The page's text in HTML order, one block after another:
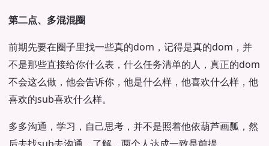
第二点、多混混圈
前期先要在圈子里找一些真的dom，记得是真的dom，并
不是那些直接给你什么表，什么任务清单的人，真正的dom
不会这么做，他会告诉你，他是什么样，他喜欢什么样，他
喜欢的sub喜欢什么样。
多多沟通，学习，自己思考，并不是照着他依葫芦画瓢，然